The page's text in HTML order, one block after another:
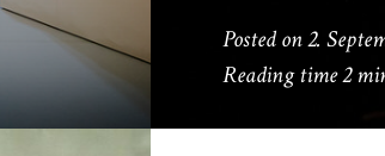
Posted on2.
Reading time2